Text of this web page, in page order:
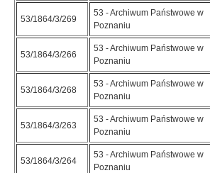
53/1864/3/269
53 - Archiwum Państwowe w
Poznaniu
53/1864/3/266
53 - Archiwum Państwowe w
Poznaniu
53/1864/3/268
53 - Archiwum Państwowe w
Poznaniu
53/1864/3/263
53 - Archiwum Państwowe w
Poznaniu
53/1864/3/264
53 - Archiwum Państwowe w
Poznaniu